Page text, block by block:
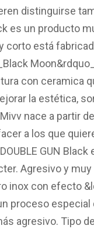
distinguirse
es un producto
corto está
con ceramica
la estética,
nace a partir
a los que
GUN
Agresivo y
inox con efecto
proceso
agresivo. Tipo